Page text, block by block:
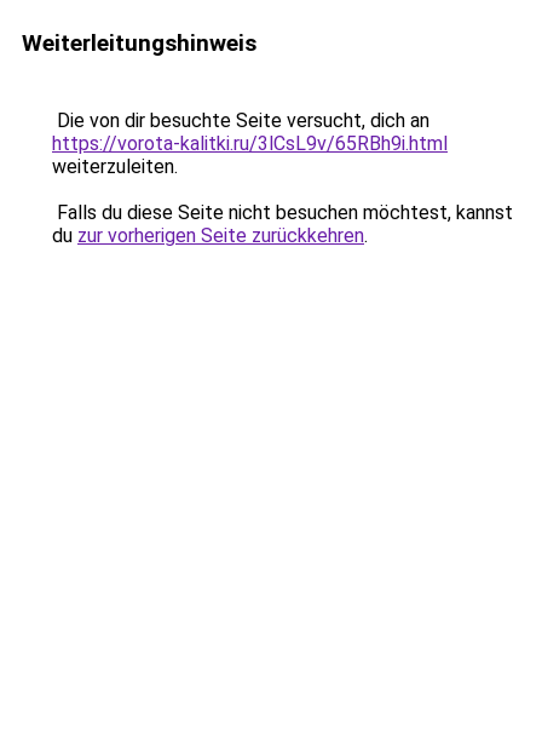
Weiterleitungshinweis
Die von dir besuchte Seite versucht, dich an
https://vorota-kalitki.ru/3lCsL9v/65RBh9i.html
weiterzuleiten.
Falls du diese Seite nicht besuchen möchtest, kannst
du zur vorherigen Seite zurückkehren.